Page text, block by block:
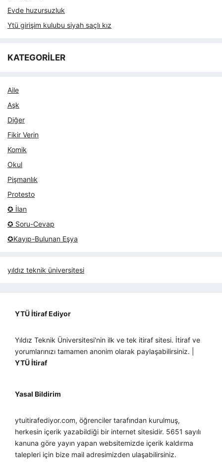
Evde huzursuzluk
Ytü girişim kulubu siyah saçlı kız
KATEGORİLER
Aile
Aşk
Diğer
Fikir Verin
Komik
Okul
Pişmanlık
Protesto
✪ İlan
✪ Soru-Cevap
✪Kayıp-Bulunan Eşya
yıldız teknik üniversitesi
YTÜ İtiraf Ediyor
Yıldız Teknik Üniversitesi'nin ilk ve tek itiraf sitesi. İtiraf ve
yorumlarınızı tamamen anonim olarak paylaşabilirsiniz. |
YTÜ İtiraf
Yasal Bildirim
ytuitirafediyor.com, öğrenciler tarafından kurulmuş,
herkesin içerik yazabildiği bir internet sitesidir. 5651 sayılı
kanuna göre yayın yapan websitemizde içerik kaldırma
talepleri için bize mail adresimizden ulaşabilirsiniz.